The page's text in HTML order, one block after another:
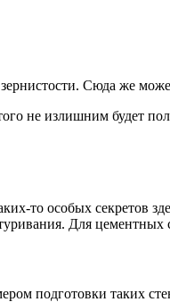
Сюда же
не излишним будет
то особых секретов
Для
подготовки таких